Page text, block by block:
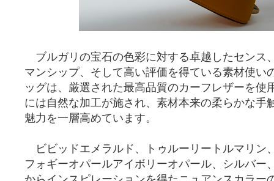
ブルガリの宝石の色彩に対する卓越したセンス
マンシップ、そして高い評価を得ている素材使い
ッグは、厳選された最高品質のカーフレザーを使
には自然な加工が施され、素材本来の柔らかな手
魅力を一層高めています。
ビビッドエメラルド、トゥルーリートルマリン
フォギーオパールアイボリーオパール、シルバー